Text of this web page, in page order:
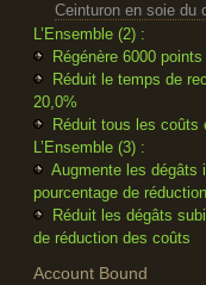
Ceinturon en soie du
L’Ensemble (2) :
Régénère 6000
Réduit le temps de
20,0%
Réduit tous les coûts
L’Ensemble (3) :
Augmente les dégâts
pourcentage de
Réduit les dégâts
de réduction des coûts
Account Bound